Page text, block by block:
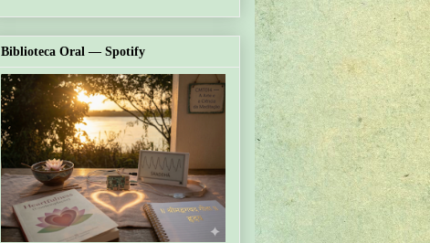
Biblioteca Oral — Spotify